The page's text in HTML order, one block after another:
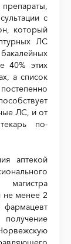
с
который
ЛС
40% этих
а список
ЛС, и от
по-
аптекой
не менее 2